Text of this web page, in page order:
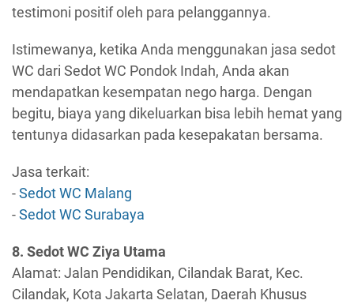
testimoni positif oleh para pelanggannya.
Istimewanya, ketika Anda menggunakan jasa sedot
WC dari Sedot WC Pondok Indah, Anda akan
mendapatkan kesempatan nego harga. Dengan
begitu, biaya yang dikeluarkan bisa lebih hemat yang
tentunya didasarkan pada kesepakatan bersama.
Jasa terkait:
-Sedot WC Malang
-Sedot WC Surabaya
8. Sedot WC Ziya Utama
Alamat: Jalan Pendidikan, Cilandak Barat, Kec.
Cilandak, Kota Jakarta Selatan, Daerah Khusus